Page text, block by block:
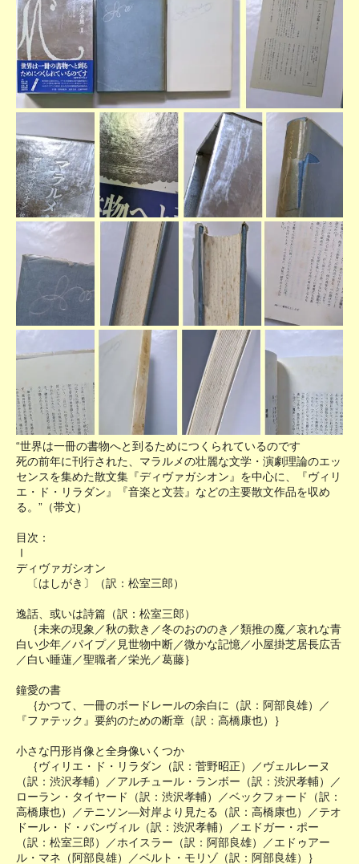
“世界は一冊の書物へと到るためにつくられているのです
死の前年に刊行された、マラルメの壮麗な文学・演劇理論のエッ
センスを集めた散文集『ディヴァガシオン』を中心に、『ヴィリ
エ・ド・リラダン』『音楽と文芸』などの主要散文作品を収め
る。”（帯文）
目次：
Ⅰ
ディヴァガシオン
〔はしがき〕（訳：松室三郎）
逸話、或いは詩篇（訳：松室三郎）
｛未来の現象／秋の歎き／冬のおののき／類推の魔／哀れな青
白い少年／パイプ／見世物中断／微かな記憶／小屋掛芝居長広舌
／白い睡蓮／聖職者／栄光／葛藤｝
鐘愛の書
｛かつて、一冊のボードレールの余白に（訳：阿部良雄）／
『ファテック』要約のための断章（訳：高橋康也）｝
小さな円形肖像と全身像いくつか
｛ヴィリエ・ド・リラダン（訳：菅野昭正）／ヴェルレーヌ
（訳：渋沢孝輔）／アルチュール・ランボー（訳：渋沢孝輔）／
ローラン・タイヤード（訳：渋沢孝輔）／ベックフォード（訳：
高橋康也）／テニソン―対岸より見たる（訳：高橋康也）／テオ
ドール・ド・バンヴィル（訳：渋沢孝輔）／エドガー・ポー
（訳：松室三郎）／ホイスラー（訳：阿部良雄）／エドゥアー
ル・マネ（阿部良雄）／ベルト・モリゾ（訳：阿部良雄）｝